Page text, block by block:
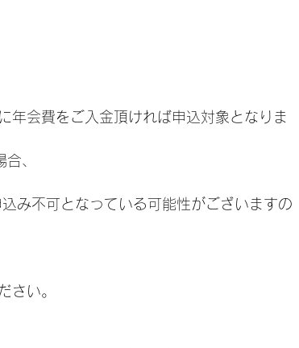
会費をご入金頂ければ申込対象となりま
、
み不可となっている可能性がございますの
さい。